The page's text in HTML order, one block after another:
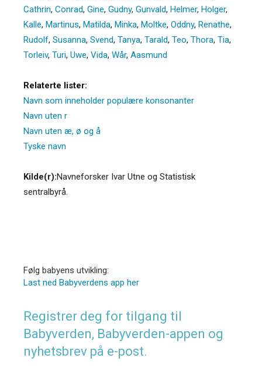
Cathrin, Conrad, Gine, Gudny, Gunvald, Helmer, Holger,
Kalle, Martinus, Matilda, Minka, Moltke, Oddny, Renathe,
Rudolf, Susanna, Svend, Tanya, Tarald, Teo, Thora, Tia,
Torleiv, Turi, Uwe, Vida, Wår, Aasmund
Relaterte lister:
Navn som inneholder populære konsonanter
Navn uten r
Navn uten æ, ø og å
Tyske navn
Kilde(r):Navneforsker Ivar Utne og Statistisk
sentralbyrå.
Følg babyens utvikling:
Last ned Babyverdens app her
Registrer deg for tilgang til
Babyverden, Babyverden-appen og
nyhetsbrev på e-post.